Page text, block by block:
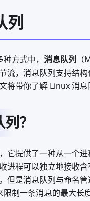
列
方式中， 消息队列
流，消息队列支持结
将带你了解 Linux 消
？
它提供了一种从一个
进程可以独立地接收
但是消息队列与命名
限制一条消息的最大长